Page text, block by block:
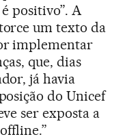
positivo”. A
um texto da
implementar
que, dias
já havia
do Unicef
ser exposta a